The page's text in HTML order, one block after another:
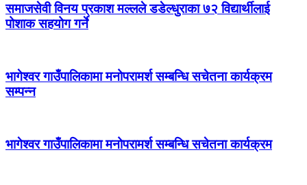
समाजसेवी विनय प्रकाश मल्लले डडेल्धुराका ७२ विद्यार्थीलाई
पोशाक सहयोग गर्ने
भागेश्वर गाउँपालिकामा मनोपरामर्श सम्बन्धि सचेतना कार्यक्रम
सम्पन्न
भागेश्वर गाउँपालिकामा मनोपरामर्श सम्बन्धि सचेतना कार्यक्रम